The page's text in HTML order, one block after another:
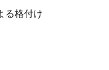
る格付け